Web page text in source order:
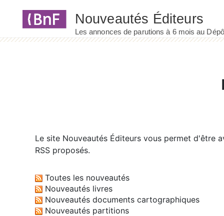
Le site Nouveautés Éditeurs vous permet d'être
RSS proposés.
Toutes les nouveautés
Nouveautés livres
Nouveautés documents cartographiques
Nouveautés partitions